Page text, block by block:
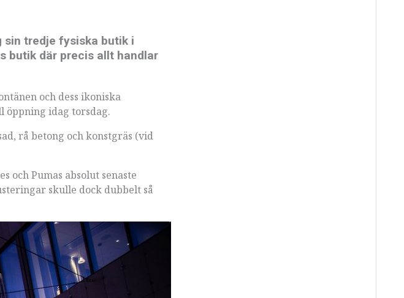
sin tredje fysiska butik i
butik där precis allt handlar
och dess ikoniska
öppning idag torsdag.
rå betong och konstgräs (vid
och Pumas absolut senaste
skulle dock dubbelt så